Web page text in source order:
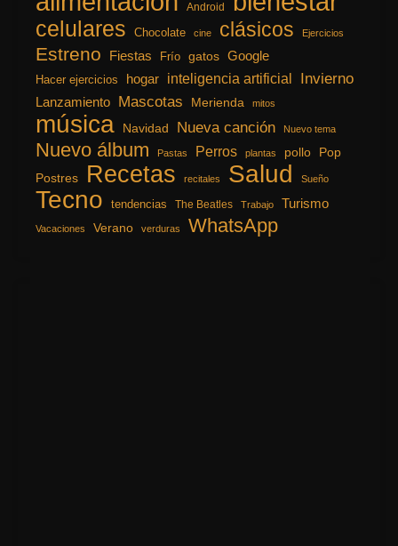
Android
celulares Chocolate cine clásicos Ejercicios
Estreno Fiestas Frío gatos Google
Hacer ejercicios hogar inteligencia artificial Invierno
Lanzamiento Mascotas Merienda mitos
música Navidad Nueva canción Nuevo tema
Nuevo álbum Pastas Perros plantas pollo
Pop
Postres
Recetas recitales Salud Sueño
Tecno tendencias The Beatles Trabajo Turismo
Vacaciones Verano verduras WhatsApp